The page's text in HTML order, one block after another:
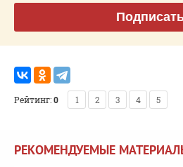
Рейтинг:0 1 2 3 4 5
РЕКОМЕНДУЕМЫЕ